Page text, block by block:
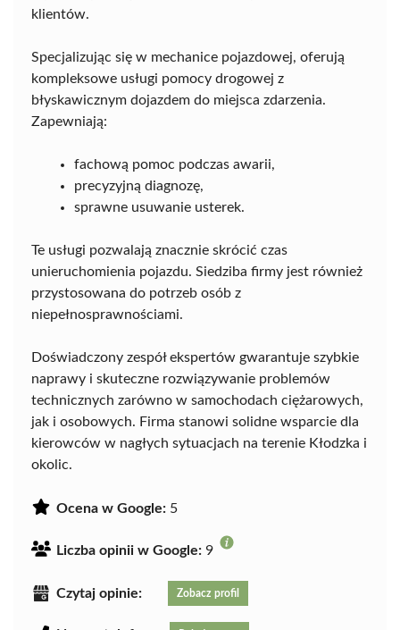
klientów.
Specjalizując się w mechanice pojazdowej, oferują
kompleksowe usługi pomocy drogowej z
błyskawicznym dojazdem do miejsca zdarzenia.
Zapewniają:
fachową pomoc podczas awarii,
precyzyjną diagnozę,
sprawne usuwanie usterek.
Te usługi pozwalają znacznie skrócić czas
unieruchomienia pojazdu. Siedziba firmy jest również
przystosowana do potrzeb osób z
niepełnosprawnościami.
Doświadczony zespół ekspertów gwarantuje szybkie
naprawy i skuteczne rozwiązywanie problemów
technicznych zarówno w samochodach ciężarowych,
jak i osobowych. Firma stanowi solidne wsparcie dla
kierowców w nagłych sytuacjach na terenie Kłodzka i
okolic.
Ocena w Google: 5
Liczba opinii w Google: 9
Czytaj opinie: Zobacz profil